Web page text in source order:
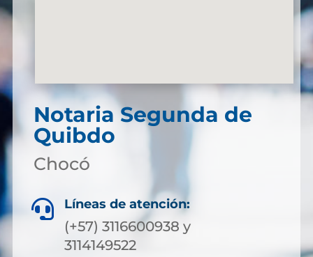
Notaria Segunda de
Quibdo
Chocó
 Líneas de atención:
(+57) 3116600938 y
3114149522